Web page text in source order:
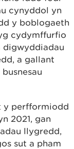
cynyddol yn
y boblogaeth
cydymffurfio
digwyddiadau
a gallant
y perfformiodd
2021, gan
llygredd,
sut a pham